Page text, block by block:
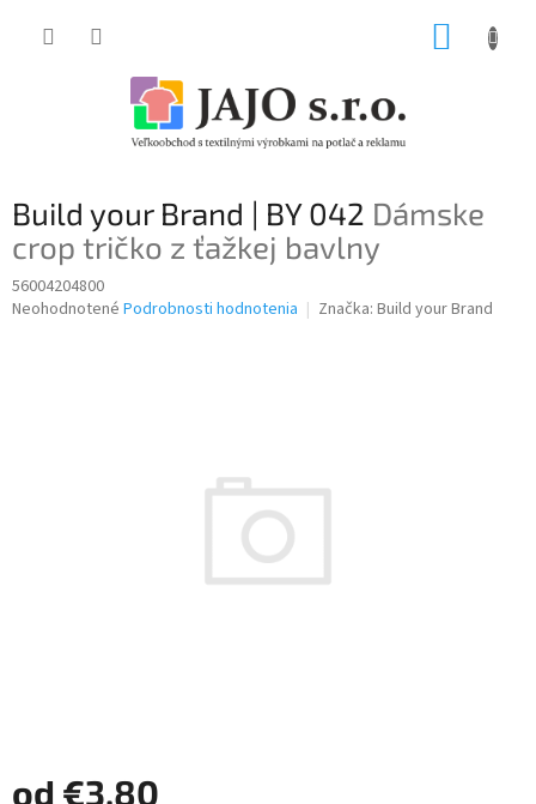
Build your Brand | BY 042 Dámske
crop tričko z ťažkej bavlny
56004204800
Priemerné
Neohodnotené Podrobnosti hodnotenia Značka: Build your Brand
od €3,80